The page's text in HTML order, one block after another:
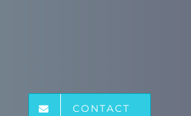
CONTACT